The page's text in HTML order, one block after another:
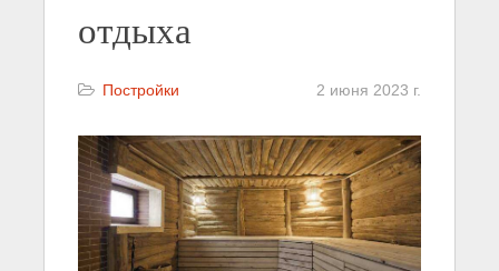
отдыха
Постройки 2 июня 2023 г.